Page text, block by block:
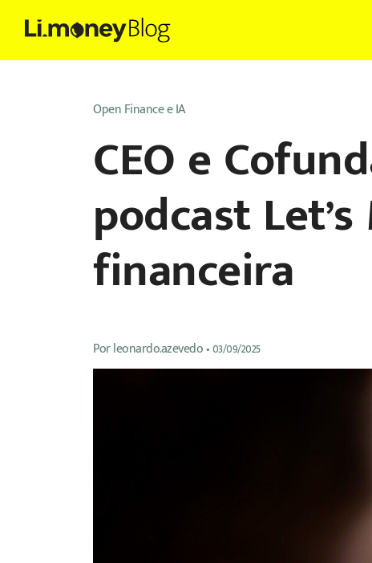
Open Finance e IA
CEO e
podcast
financeira
Porleonardo.azevedo•03/09/2025